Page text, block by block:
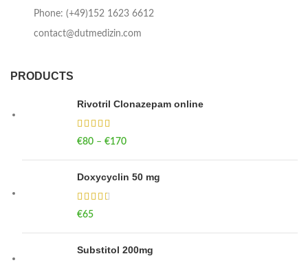
Phone: (+49)152 1623 6612
contact@dutmedizin.com
PRODUCTS
Rivotril Clonazepam online
€80 – €170
Doxycyclin 50 mg
€65
Substitol 200mg